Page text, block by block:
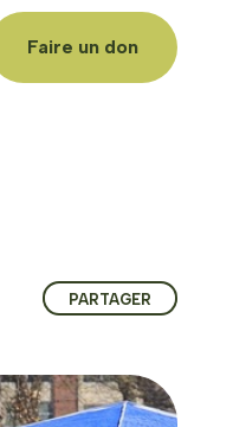
Faire un don
PARTAGER